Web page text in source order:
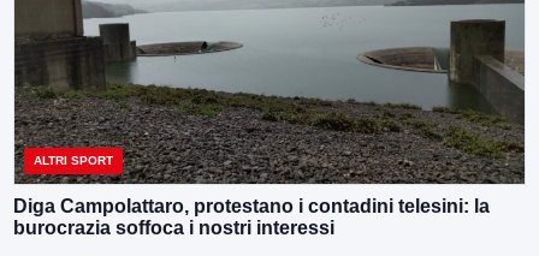
ALTRI SPORT
Diga Campolattaro, protestano i contadini telesini: la
burocrazia soffoca i nostri interessi